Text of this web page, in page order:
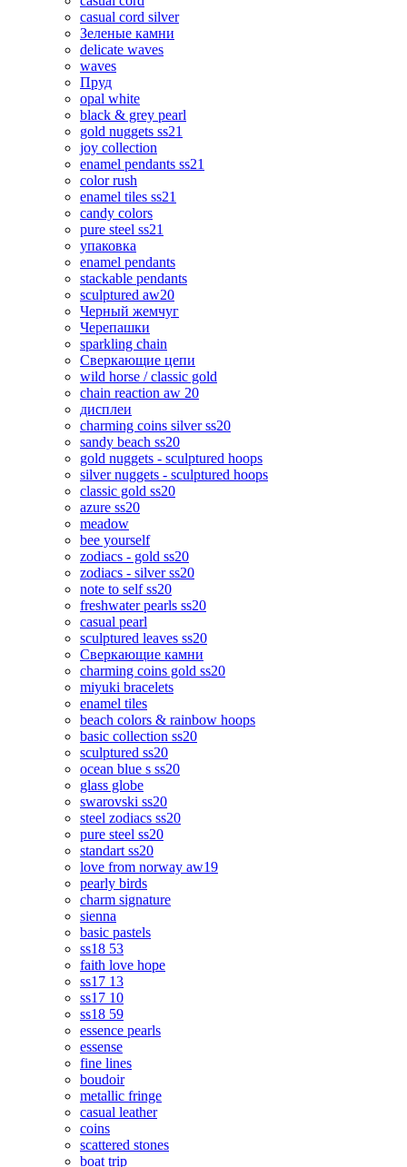
casual cord silver
Зеленые камни
delicate waves
waves
Пруд
opal white
black & grey pearl
gold nuggets ss21
joy collection
enamel pendants ss21
color rush
enamel tiles ss21
candy colors
pure steel ss21
упаковка
enamel pendants
stackable pendants
sculptured aw20
Черный жемчуг
Черепашки
sparkling chain
Сверкающие цепи
wild horse / classic gold
chain reaction aw 20
дисплеи
charming coins silver ss20
sandy beach ss20
gold nuggets - sculptured hoops
silver nuggets - sculptured hoops
classic gold ss20
azure ss20
meadow
bee yourself
zodiacs - gold ss20
zodiacs - silver ss20
note to self ss20
freshwater pearls ss20
casual pearl
sculptured leaves ss20
Сверкающие камни
charming coins gold ss20
miyuki bracelets
enamel tiles
beach colors & rainbow hoops
basic collection ss20
sculptured ss20
ocean blue s ss20
glass globe
swarovski ss20
steel zodiacs ss20
pure steel ss20
standart ss20
love from norway aw19
pearly birds
charm signature
sienna
basic pastels
ss18 53
faith love hope
ss17 13
ss17 10
ss18 59
essence pearls
essense
fine lines
boudoir
metallic fringe
casual leather
coins
scattered stones
boat trip